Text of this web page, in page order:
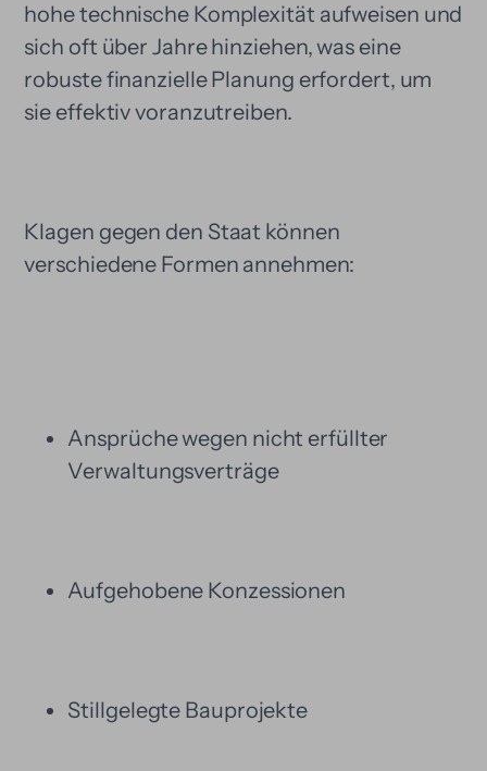
hohe technische Komplexität aufweisen und
sich oft über Jahre hinziehen, was eine
robuste finanzielle Planung erfordert, um
sie effektiv voranzutreiben.
Klagen gegen den Staat können
verschiedene Formen annehmen:
Ansprüche wegen nicht erfüllter
Verwaltungsverträge
Aufgehobene Konzessionen
Stillgelegte Bauprojekte